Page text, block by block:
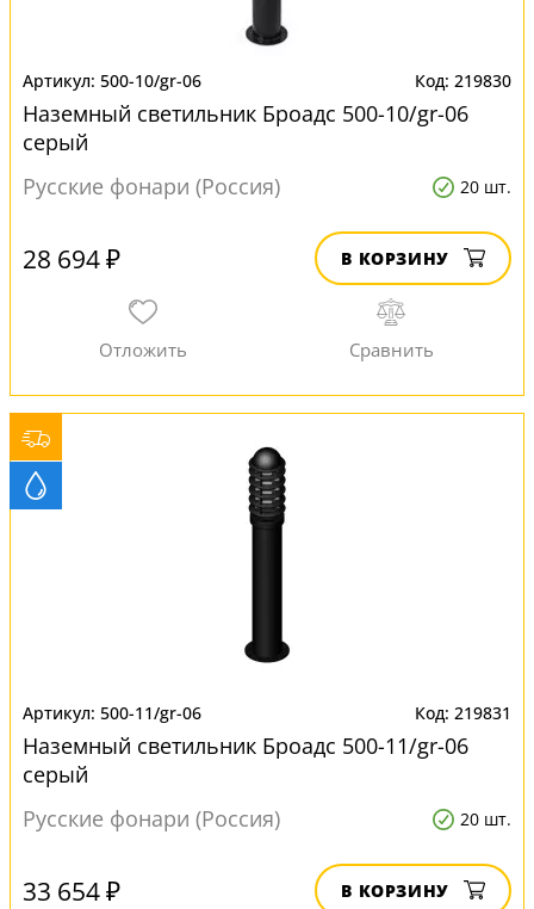
500-10/gr-06 219830
Наземный светильник Броадс 500-10/gr-06
серый
Русские фонари (Россия)
20 шт.
28 694 ₽ В КОРЗИНУ
500-11/gr-06 219831
Наземный светильник Броадс 500-11/gr-06
серый
Русские фонари (Россия)
20 шт.
33 654 ₽ В КОРЗИНУ